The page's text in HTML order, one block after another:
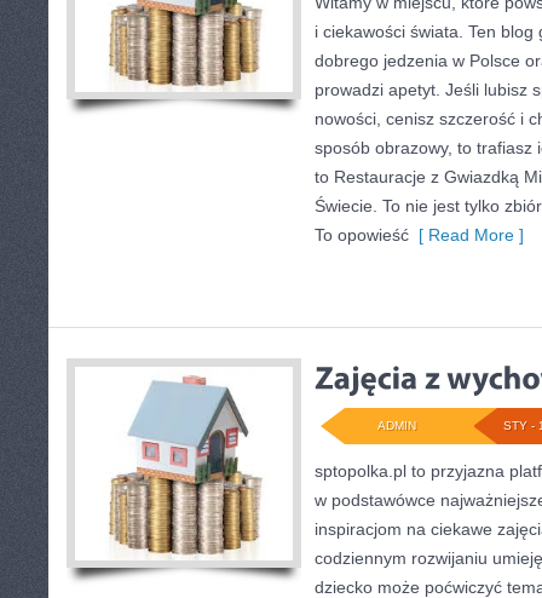
i ciekawości świata. Ten
dobrego jedzenia w Polsce
prowadzi apetyt. Jeśli lubisz
nowości, cenisz szczerość i
sposób obrazowy, to trafiasz
to Restauracje z Gwiazdką
Świecie. To nie jest tylko
To opowieść [ Read More ]
STY -
ADMIN
sptopolka.pl to przyjazna
w podstawówce
inspiracjom na ciekawe
codziennym rozwijaniu
dziecko może poćwiczyć